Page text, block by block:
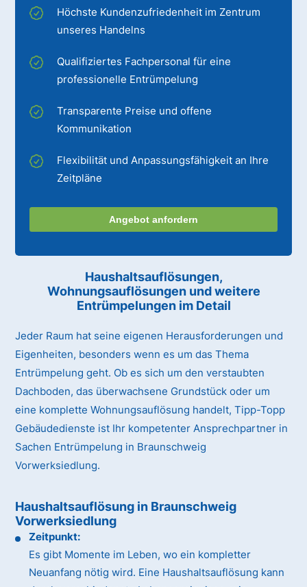
Höchste Kundenzufriedenheit im Zentrum
unseres Handelns
Qualifiziertes Fachpersonal für eine
professionelle Entrümpelung
Transparente Preise und offene
Kommunikation
Flexibilität und Anpassungsfähigkeit an Ihre
Zeitpläne
Angebot anfordern
Haushaltsauflösungen,
Wohnungsauflösungen und weitere
Entrümpelungen im Detail
Jeder Raum hat seine eigenen Herausforderungen und
Eigenheiten, besonders wenn es um das Thema
Entrümpelung geht. Ob es sich um den verstaubten
Dachboden, das überwachsene Grundstück oder um
eine komplette Wohnungsauflösung handelt, Tipp-Topp
Gebäudedienste ist Ihr kompetenter Ansprechpartner in
Sachen Entrümpelung in Braunschweig
Vorwerksiedlung.
Haushaltsauflösung in Braunschweig
Vorwerksiedlung
Zeitpunkt:
Es gibt Momente im Leben, wo ein kompletter
Neuanfang nötig wird. Eine Haushaltsauflösung kann